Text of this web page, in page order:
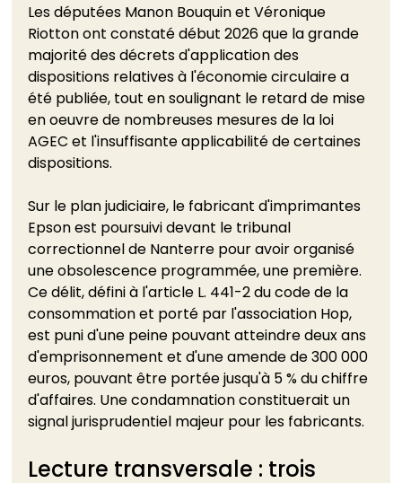
Les députées Manon Bouquin et Véronique
Riotton ont constaté début 2026 que la grande
majorité des décrets d'application des
dispositions relatives à l'économie circulaire a
été publiée, tout en soulignant le retard de mise
en oeuvre de nombreuses mesures de la loi
AGEC et l'insuffisante applicabilité de certaines
dispositions.
Sur le plan judiciaire, le fabricant d'imprimantes
Epson est poursuivi devant le tribunal
correctionnel de Nanterre pour avoir organisé
une obsolescence programmée, une première.
Ce délit, défini à l'article L. 441-2 du code de la
consommation et porté par l'association Hop,
est puni d'une peine pouvant atteindre deux ans
d'emprisonnement et d'une amende de 300 000
euros, pouvant être portée jusqu'à 5 % du chiffre
d'affaires. Une condamnation constituerait un
signal jurisprudentiel majeur pour les fabricants.
Lecture transversale : trois